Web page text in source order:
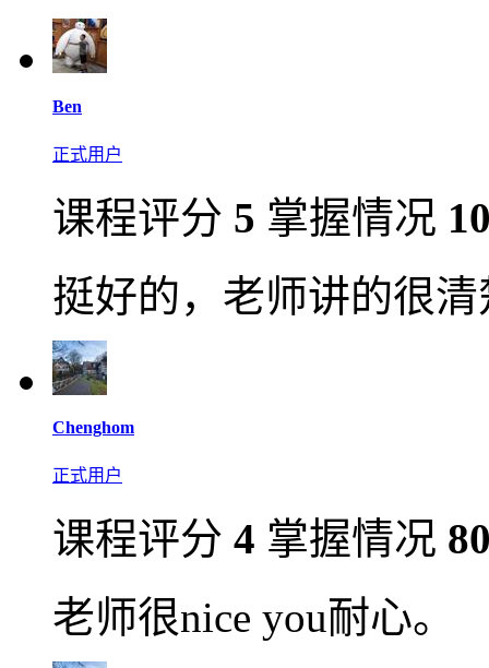
Ben
正式用户
课程评分 5 掌握情况
挺好的，老师讲的很清
Chenghom
正式用户
课程评分 4 掌握情况
老师很nice you耐心。